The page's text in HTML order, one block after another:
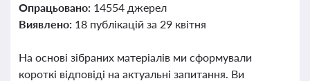
Опрацьовано: 14554 джерел
Виявлено: 18 публікацій за 29 квітня
На основі зібраних матеріалів ми сформували
короткі відповіді на актуальні запитання. Ви